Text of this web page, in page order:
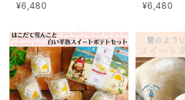
イーツ 取り寄せ 人気 菓子 冷凍
¥6,480
ツ 取り寄せ
位・道内最高
¥6,480